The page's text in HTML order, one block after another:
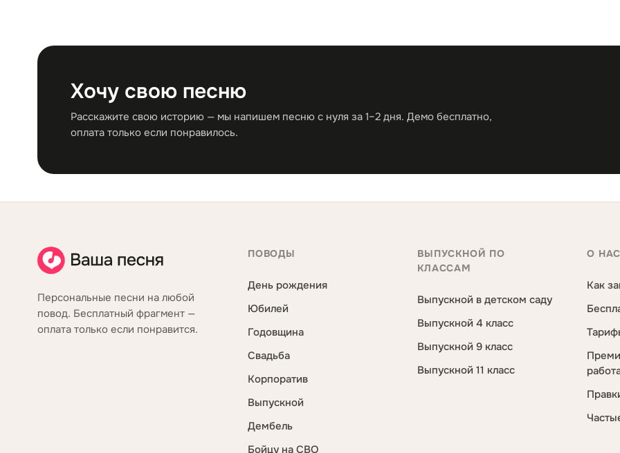
Хочу свою песню
Расскажите свою историю — мы напишем песню с нуля за 1–2 дня. Демо бесплатно,
оплата только если понравилось.
Персональные песни на любой
повод. Бесплатный фрагмент —
оплата только если понравится.
ПОВОДЫ
День рождения
Юбилей
Годовщина
Свадьба
Корпоратив
Выпускной
Дембель
Бойцу на СВО
ВЫПУСКНОЙ ПО
КЛАССАМ
Выпускной в детском саду
Выпускной 4 класс
Выпускной 9 класс
Выпускной 11 класс
О
Как